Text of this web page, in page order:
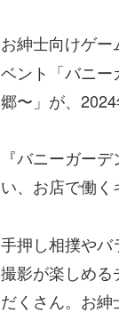
お紳士向けゲ
ベント「バニ
郷〜」が、
『バニーガー
い、お店で働く
手押し相撲や
撮影が楽しめる
だくさん。お紳